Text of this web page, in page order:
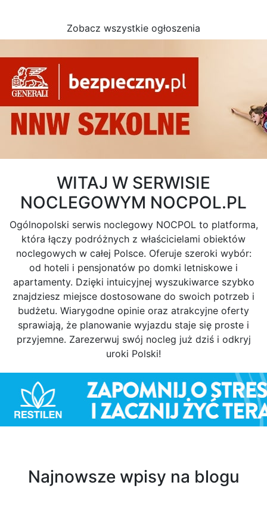
Zobacz wszystkie ogłoszenia
WITAJ W SERWISIE
NOCLEGOWYM NOCPOL.PL
Ogólnopolski serwis noclegowy NOCPOL to platforma,
która łączy podróżnych z właścicielami obiektów
noclegowych w całej Polsce. Oferuje szeroki wybór:
od hoteli i pensjonatów po domki letniskowe i
apartamenty. Dzięki intuicyjnej wyszukiwarce szybko
znajdziesz miejsce dostosowane do swoich potrzeb i
budżetu. Wiarygodne opinie oraz atrakcyjne oferty
sprawiają, że planowanie wyjazdu staje się proste i
przyjemne. Zarezerwuj swój nocleg już dziś i odkryj
uroki Polski!
Najnowsze wpisy na blogu